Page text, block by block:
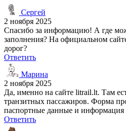
Сергей
2 ноября 2025
Спасибо за информацию! А где
заполнения? На официальном
дорог?
Ответить
Марина
2 ноября 2025
Да, именно на сайте litrail.lt. Там
транзитных пассажиров. Форма
паспортные данные и информация
Ответить